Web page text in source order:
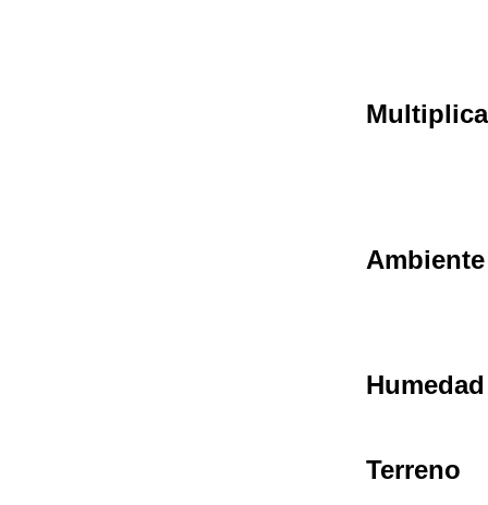
Ambiente
Humedad
Terreno